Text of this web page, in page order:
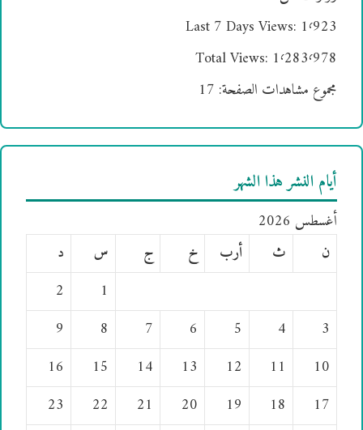
Last 7 Days Views: 1٬923
Total Views: 1٬283٬978
مجموع مشاهدات الصفحة: 17
أيام النشر هذا الشهر
أغسطس 2026
ن
ث أرب خ ج س
د
1
2
3
4
5
6
7
8
9
10
11
12
13
14
15
16
17
18
19
20
21
22
23